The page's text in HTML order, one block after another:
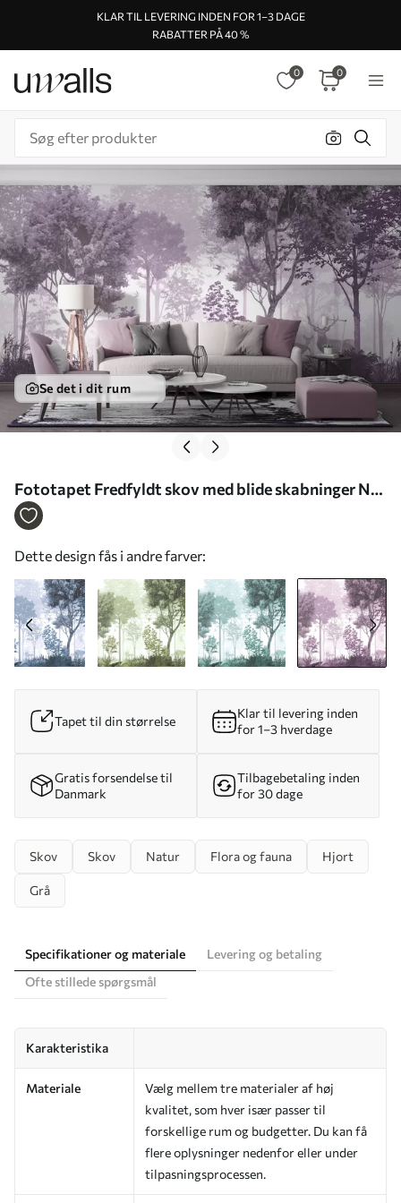
KLAR TIL LEVERING INDEN FOR 1–3 DAGE
RABATTER PÅ 40 %
0 0
Se det i dit rum
Fototapet Fredfyldt skov med blide skabninger Nr.
u72134v4
Dette design fås i andre farver:
Tapet til din størrelse
Klar til levering inden
for 1–3 hverdage
Gratis forsendelse til
Danmark
Tilbagebetaling inden
for 30 dage
Skov Skov Natur Flora og fauna Hjort
Grå
Specifikationer og materiale
Levering og betaling
Ofte stillede spørgsmål
Karakteristika
Materiale
Vælg mellem tre materialer af høj
kvalitet, som hver især passer til
forskellige rum og budgetter. Du kan få
flere oplysninger nedenfor eller under
tilpasningsprocessen.